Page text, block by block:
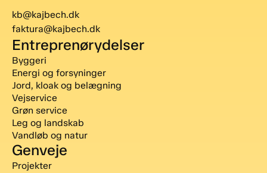
kb@kajbech.dk
faktura@kajbech.dk
Entreprenørydelser
Byggeri
Energi og forsyninger
Jord, kloak og belægning
Vejservice
Grøn service
Leg og landskab
Vandløb og natur
Genveje
Projekter